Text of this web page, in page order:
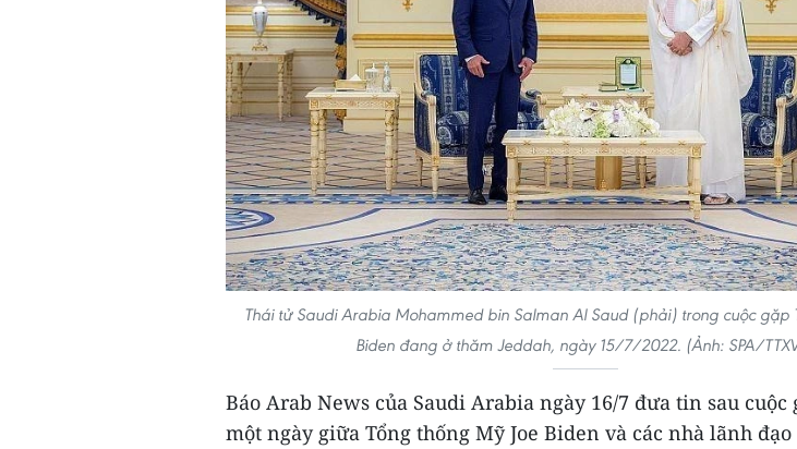
Thái tử Saudi Arabia Mohammed bin Salman Al Saud (phải) trong cuộc gặp
Biden đang ở thăm Jeddah, ngày 15/7/2022. (Ảnh: SPA/
Báo Arab News của Saudi Arabia ngày 16/7 đưa tin sau cuộc
một ngày giữa Tổng thống Mỹ Joe Biden và các nhà lãnh